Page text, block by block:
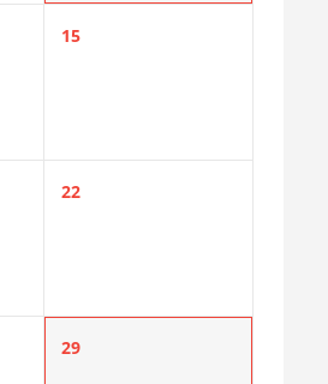
15
22
29